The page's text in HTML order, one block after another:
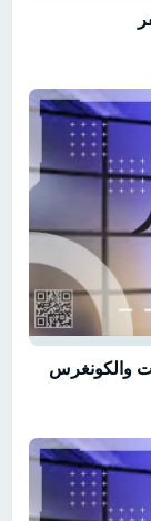
والكونغرس